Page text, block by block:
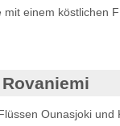
einem
Ounasjoki